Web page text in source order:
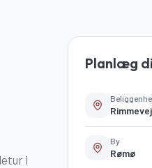
i
Planlæg
By
Rømø